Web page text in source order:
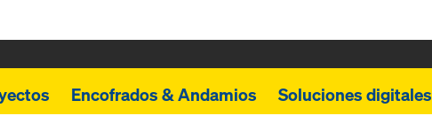
Encofrados & Andamios Soluciones digitales